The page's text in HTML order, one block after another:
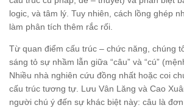
logic, và tâm lý. Tuy nhiên, cách lồng ghép
làm phân tích thêm rắc rối.
Từ quan điểm cấu trúc – chức năng, chúng
sáng tỏ sự nhầm lẫn giữa “câu” và “cú”
Nhiều nhà nghiên cứu đồng nhất hoặc coi
cấu trúc tương tự. Lưu Vân Lăng và Cao
người chú ý đến sự khác biệt này: câu là